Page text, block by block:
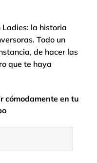
Ladies: la historia
Todo un
de hacer las
que te haya
cómodamente en tu